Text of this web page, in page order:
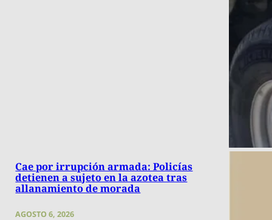
Cae por irrupción armada: Policías
detienen a sujeto en la azotea tras
allanamiento de morada
AGOSTO 6, 2026